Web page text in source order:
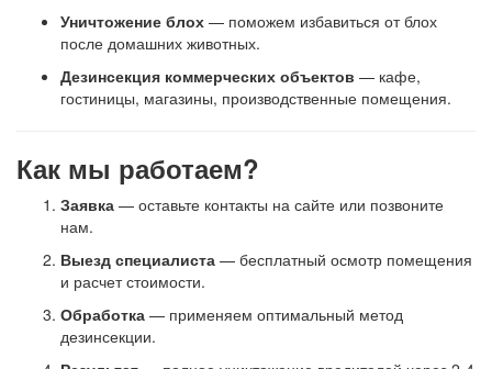
Уничтожение блох — поможем избавиться от блох
после домашних животных.
Дезинсекция коммерческих объектов — кафе,
гостиницы, магазины, производственные помещения.
Как мы работаем?
Заявка — оставьте контакты на сайте или позвоните
нам.
Выезд специалиста — бесплатный осмотр помещения
и расчет стоимости.
Обработка — применяем оптимальный метод
дезинсекции.